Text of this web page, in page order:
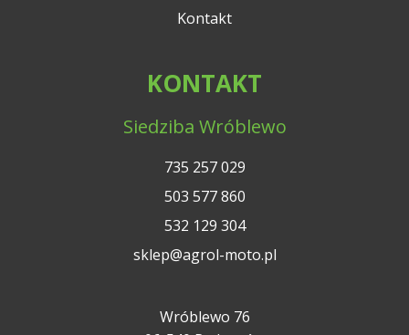
Kontakt
KONTAKT
Siedziba Wróblewo
735 257 029
503 577 860
532 129 304
sklep@agrol-moto.pl
Wróblewo 76